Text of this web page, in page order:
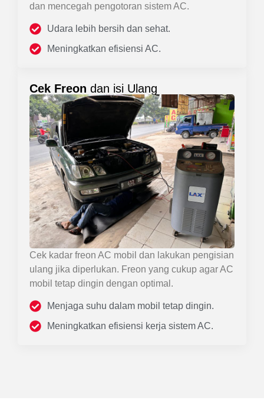
dan mencegah pengotoran sistem AC.
Udara lebih bersih dan sehat.
Meningkatkan efisiensi AC.
Cek Freon dan isi Ulang
Cek kadar freon AC mobil dan lakukan pengisian
ulang jika diperlukan. Freon yang cukup agar AC
mobil tetap dingin dengan optimal.
Menjaga suhu dalam mobil tetap dingin.
Meningkatkan efisiensi kerja sistem AC.